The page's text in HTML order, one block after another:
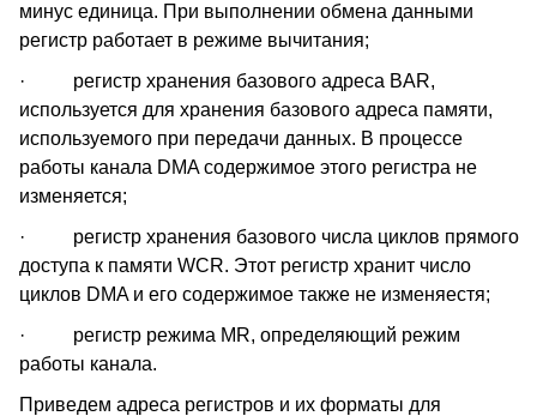
минус единица. При выполнении обмена данными
регистр работает в режиме вычитания;
· регистр хранения базового адреса BAR,
используется для хранения базового адреса памяти,
используемого при передачи данных. В процессе
работы канала DMA содержимое этого регистра не
изменяется;
· регистр хранения базового числа циклов прямого
доступа к памяти WCR. Этот регистр хранит число
циклов DMA и его содержимое также не изменяестя;
· регистр режима MR, определяющий режим
работы канала.
Приведем адреса регистров и их форматы для